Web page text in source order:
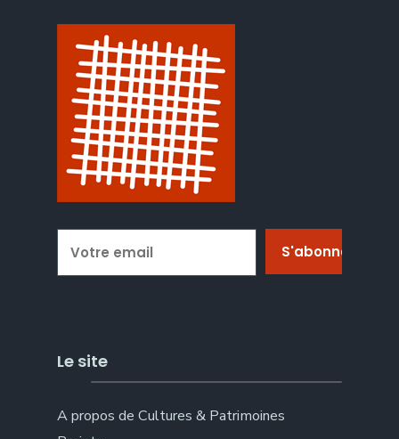
Le site
A propos de Cultures & Patrimoines